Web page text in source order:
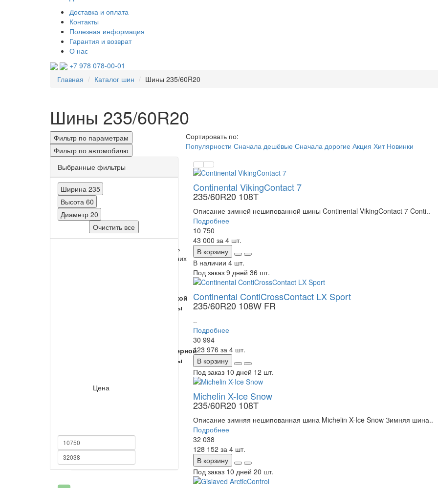
Доставка и оплата
Контакты
Полезная информация
Гарантия и возврат
О нас
+7 978 078-00-01
Главная
Каталог шин Шины 235/60R20
Шины 235/60R20
Фильтр по параметрам
Фильтр по автомобилю
Выбранные фильтры
Ширина 235
Высота 60
Диаметр 20
Очистить все
Сезонность
зимних
мягкой
зимы
северной
зимы
Назначение
Шипы
Цена
Сортировать по:
Популярности Сначала дешёвые Сначала дорогие Акция Хит Новинки
Continental VikingContact 7
235/60R20 108T
Описание зимней нешипованной шины Continental VikingContact 7 Conti..
Подробнее
10 750
43 000 за 4 шт.
В корзину
В наличии 4 шт.
Под заказ 9 дней 36 шт.
Continental ContiCrossContact LX Sport
235/60R20 108W FR
..
Подробнее
30 994
123 976 за 4 шт.
В корзину
Под заказ 10 дней 12 шт.
Michelin X-Ice Snow
235/60R20 108T
Описание зимняя нешипованная шина Michelin X-Ice Snow Зимняя шина..
Подробнее
32 038
128 152 за 4 шт.
В корзину
Под заказ 10 дней 20 шт.